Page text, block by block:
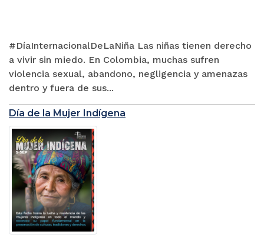
#DíaInternacionalDeLaNiña Las niñas tienen derecho
a vivir sin miedo. En Colombia, muchas sufren
violencia sexual, abandono, negligencia y amenazas
dentro y fuera de sus...
Día de la Mujer Indígena